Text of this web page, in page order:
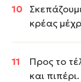
κρέας
Προς το
και πιπέρι.